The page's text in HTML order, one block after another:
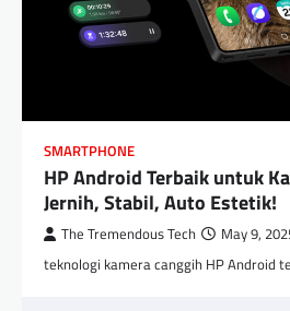
SMARTPHONE
HP Android Terbaik untuk
Jernih, Stabil, Auto Estetik!
The Tremendous Tech May 9,
teknologi kamera canggih HP Android